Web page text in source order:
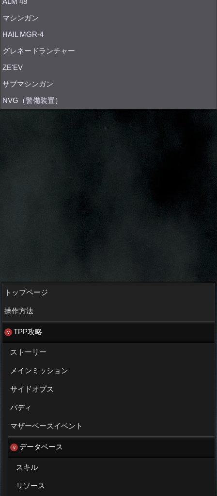
マシンガン
HAIL MGR-4
グレネードランチャー
ZE'EV
サブマシンガン
NVG（警備装置）
トップページ
操作方法
TPP攻略
ストーリー
メインミッション
サイドオプス
バディ
マザーベースイベント
データベース
スキル
リソース